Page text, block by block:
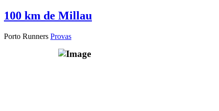
100 km de Millau
Porto Runners Provas